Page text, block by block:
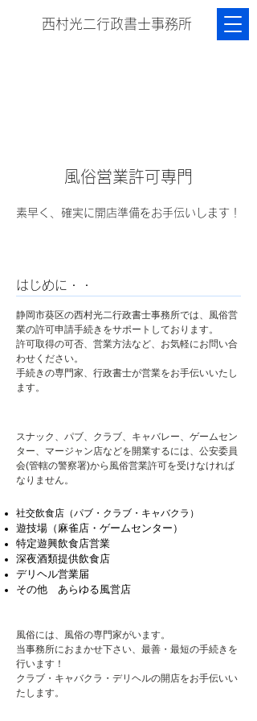
西村光二行政書士事務所
風俗営業許可専門
素早く、確実に開店準備をお手伝いします！
はじめに・・
静岡市葵区の西村光二行政書士事務所では、風俗営
業の許可申請手続きをサポートしております。
許可取得の可否、営業方法など、お気軽にお問い合
わせください。
手続きの専門家、行政書士が営業をお手伝いいたし
ます。
スナック、パブ、クラブ、キャバレー、ゲームセン
ター、マージャン店などを開業するには、公安委員
会(管轄の警察署)から風俗営業許可を受けなければ
なりません。
社交飲食店（パブ・クラブ・キャバクラ）
遊技場（麻雀店・ゲームセンター）
特定遊興飲食店営業
深夜酒類提供飲食店
デリヘル営業届
その他 あらゆる風営店
風俗には、風俗の専門家がいます。
当事務所におまかせ下さい、最善・最短の手続きを
行います！
クラブ・キャバクラ・デリヘルの開店をお手伝いい
たします。